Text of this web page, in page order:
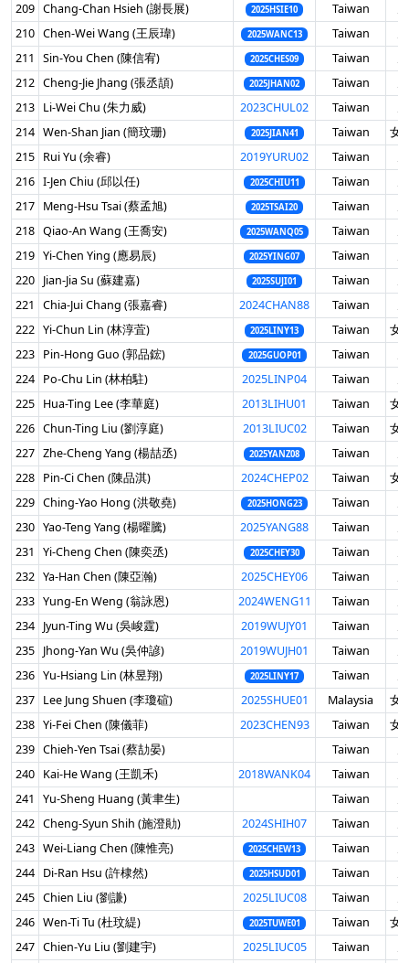
209 Chang-Chan Hsieh (謝長展) 2025HSIE10 Taiwan
210 Chen-Wei Wang (王辰瑋) 2025WANC13 Taiwan
211
Sin-You Chen (陳信宥) 2025CHES09 Taiwan
212 Cheng-Jie Jhang (張丞頡) 2025JHAN02 Taiwan
213 Li-Wei Chu (朱力威) 2023CHUL02 Taiwan
214 Wen-Shan Jian (簡玟珊) 2025JIAN41 Taiwan
女
215 Rui Yu (余睿) 2019YURU02 Taiwan
216 I-Jen Chiu (邱以任) 2025CHIU11 Taiwan
217 Meng-Hsu Tsai (蔡孟旭) 2025TSAI20 Taiwan
218 Qiao-An Wang (王喬安) 2025WANQ05 Taiwan
219 Yi-Chen Ying (應易辰) 2025YING07 Taiwan
220 Jian-Jia Su (蘇建嘉) 2025SUJI01 Taiwan
221
Chia-Jui Chang (張嘉睿) 2024CHAN88 Taiwan
222 Yi-Chun Lin (林淳萓) 2025LINY13 Taiwan
女
223 Pin-Hong Guo (郭品鋐) 2025GUOP01 Taiwan
224 Po-Chu Lin (林柏駐) 2025LINP04 Taiwan
225 Hua-Ting Lee (李華庭) 2013LIHU01 Taiwan
女
226 Chun-Ting Liu (劉淳庭) 2013LIUC02 Taiwan
女
227 Zhe-Cheng Yang (楊喆丞) 2025YANZ08 Taiwan
228 Pin-Ci Chen (陳品淇) 2024CHEP02 Taiwan
女
229 Ching-Yao Hong (洪敬堯) 2025HONG23 Taiwan
230 Yao-Teng Yang (楊曜騰) 2025YANG88 Taiwan
231
Yi-Cheng Chen (陳奕丞) 2025CHEY30 Taiwan
232 Ya-Han Chen (陳亞瀚) 2025CHEY06 Taiwan
233 Yung-En Weng (翁詠恩) 2024WENG11 Taiwan
234 Jyun-Ting Wu (吳峻霆) 2019WUJY01 Taiwan
235 Jhong-Yan Wu (吳仲諺) 2019WUJH01 Taiwan
236 Yu-Hsiang Lin (林昱翔) 2025LINY17 Taiwan
237 Lee Jung Shuen (李瓊碹) 2025SHUE01 Malaysia
女
238 Yi-Fei Chen (陳儀菲) 2023CHEN93 Taiwan
女
239 Chieh-Yen Tsai (蔡劼晏) Taiwan
240 Kai-He Wang (王凱禾) 2018WANK04 Taiwan
241
Yu-Sheng Huang (黃聿生) Taiwan
242 Cheng-Syun Shih (施澄勛) 2024SHIH07 Taiwan
243 Wei-Liang Chen (陳惟亮) 2025CHEW13 Taiwan
244 Di-Ran Hsu (許棣然) 2025HSUD01 Taiwan
245 Chien Liu (劉謙) 2025LIUC08 Taiwan
246 Wen-Ti Tu (杜玟緹) 2025TUWE01 Taiwan
女
247 Chien-Yu Liu (劉建宇) 2025LIUC05 Taiwan